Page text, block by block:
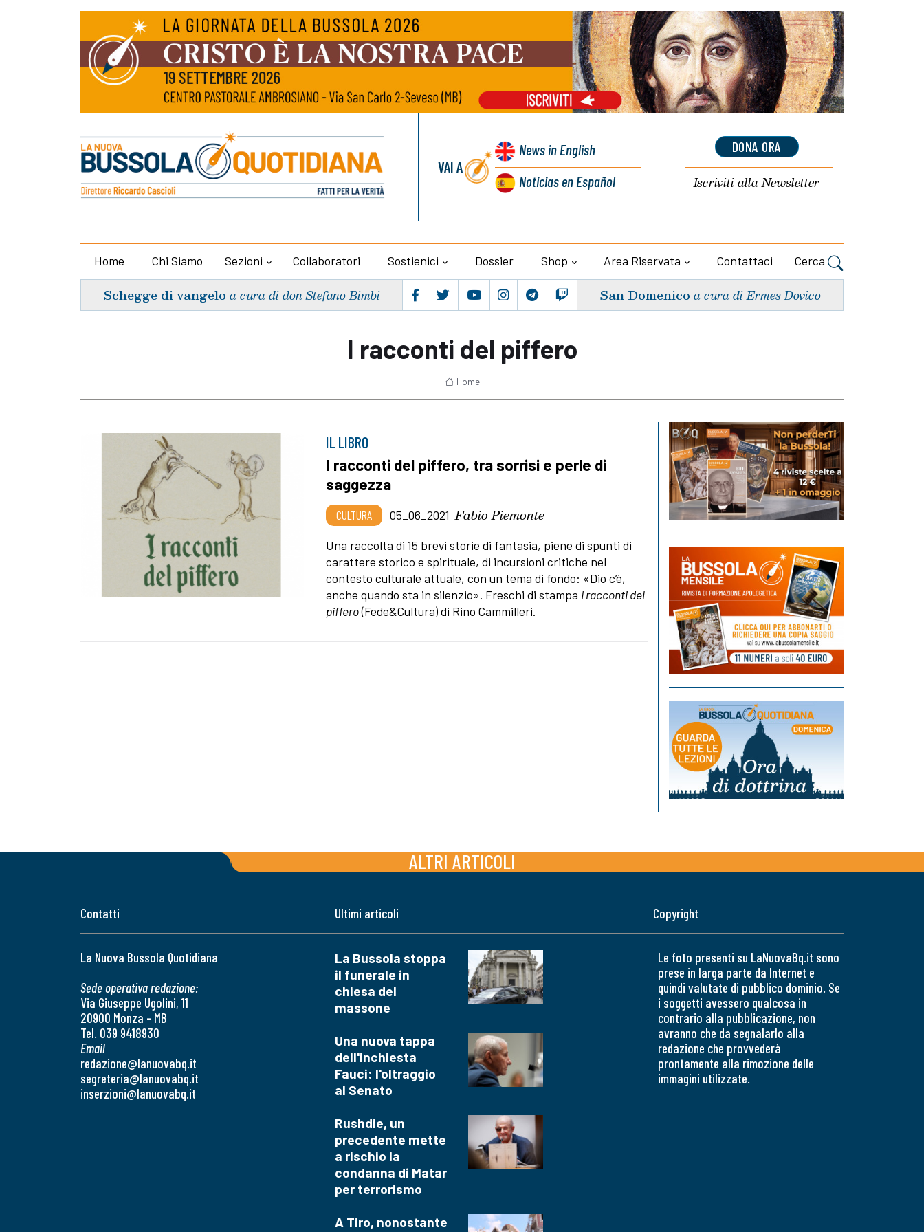
VAI A
Newsin English
Noticiasen Español
DONA ORA
Iscriviti allaNewsletter
Home Chi Siamo Sezioni Collaboratori Sostienici Dossier Shop Area Riservata Contattaci Cerca
Schegge di vangelo a cura di don Stefano Bimbi San Domenico a cura di Ermes Dovico
I racconti del piffero
Home
IL LIBRO
I racconti del piffero, tra sorrisi e perle di
saggezza
CULTURA 05_06_2021 Fabio Piemonte
Una raccolta di 15 brevi storie di fantasia, piene di spunti di
carattere storico e spirituale, di incursioni critiche nel
contesto culturale attuale, con un tema di fondo: «Dio c’è,
anche quando sta in silenzio». Freschi di stampa I racconti del
piffero(Fede&Cultura) di Rino Cammilleri.
ALTRI ARTICOLI
Contatti
La Nuova Bussola Quotidiana
Sede operativa redazione:
Via Giuseppe Ugolini, 11
20900 Monza - MB
Tel. 039 9418930
Email
redazione@lanuovabq.it
segreteria@lanuovabq.it
inserzioni@lanuovabq.it
Ultimi articoli
La Bussola stoppa
il funerale in
chiesa del
massone
Una nuova tappa
dell'inchiesta
Fauci: l'oltraggio
al Senato
Rushdie, un
precedente mette
a rischio la
condanna di Matar
per terrorismo
A Tiro, nonostante
Copyright
Le foto presenti su LaNuovaBq.it sono
prese in larga parte da Internet e
quindi valutate di pubblico dominio. Se
i soggetti avessero qualcosa in
contrario alla pubblicazione, non
avranno che da segnalarlo alla
redazione che provvederà
prontamente alla rimozione delle
immagini utilizzate.